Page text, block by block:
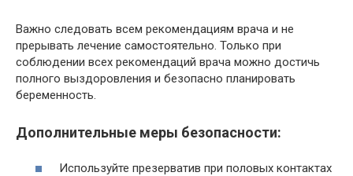
Важно следовать всем рекомендациям врача и не
прерывать лечение самостоятельно. Только при
соблюдении всех рекомендаций врача можно достичь
полного выздоровления и безопасно планировать
беременность.
Дополнительные меры безопасности:
Используйте презерватив при половых контактах